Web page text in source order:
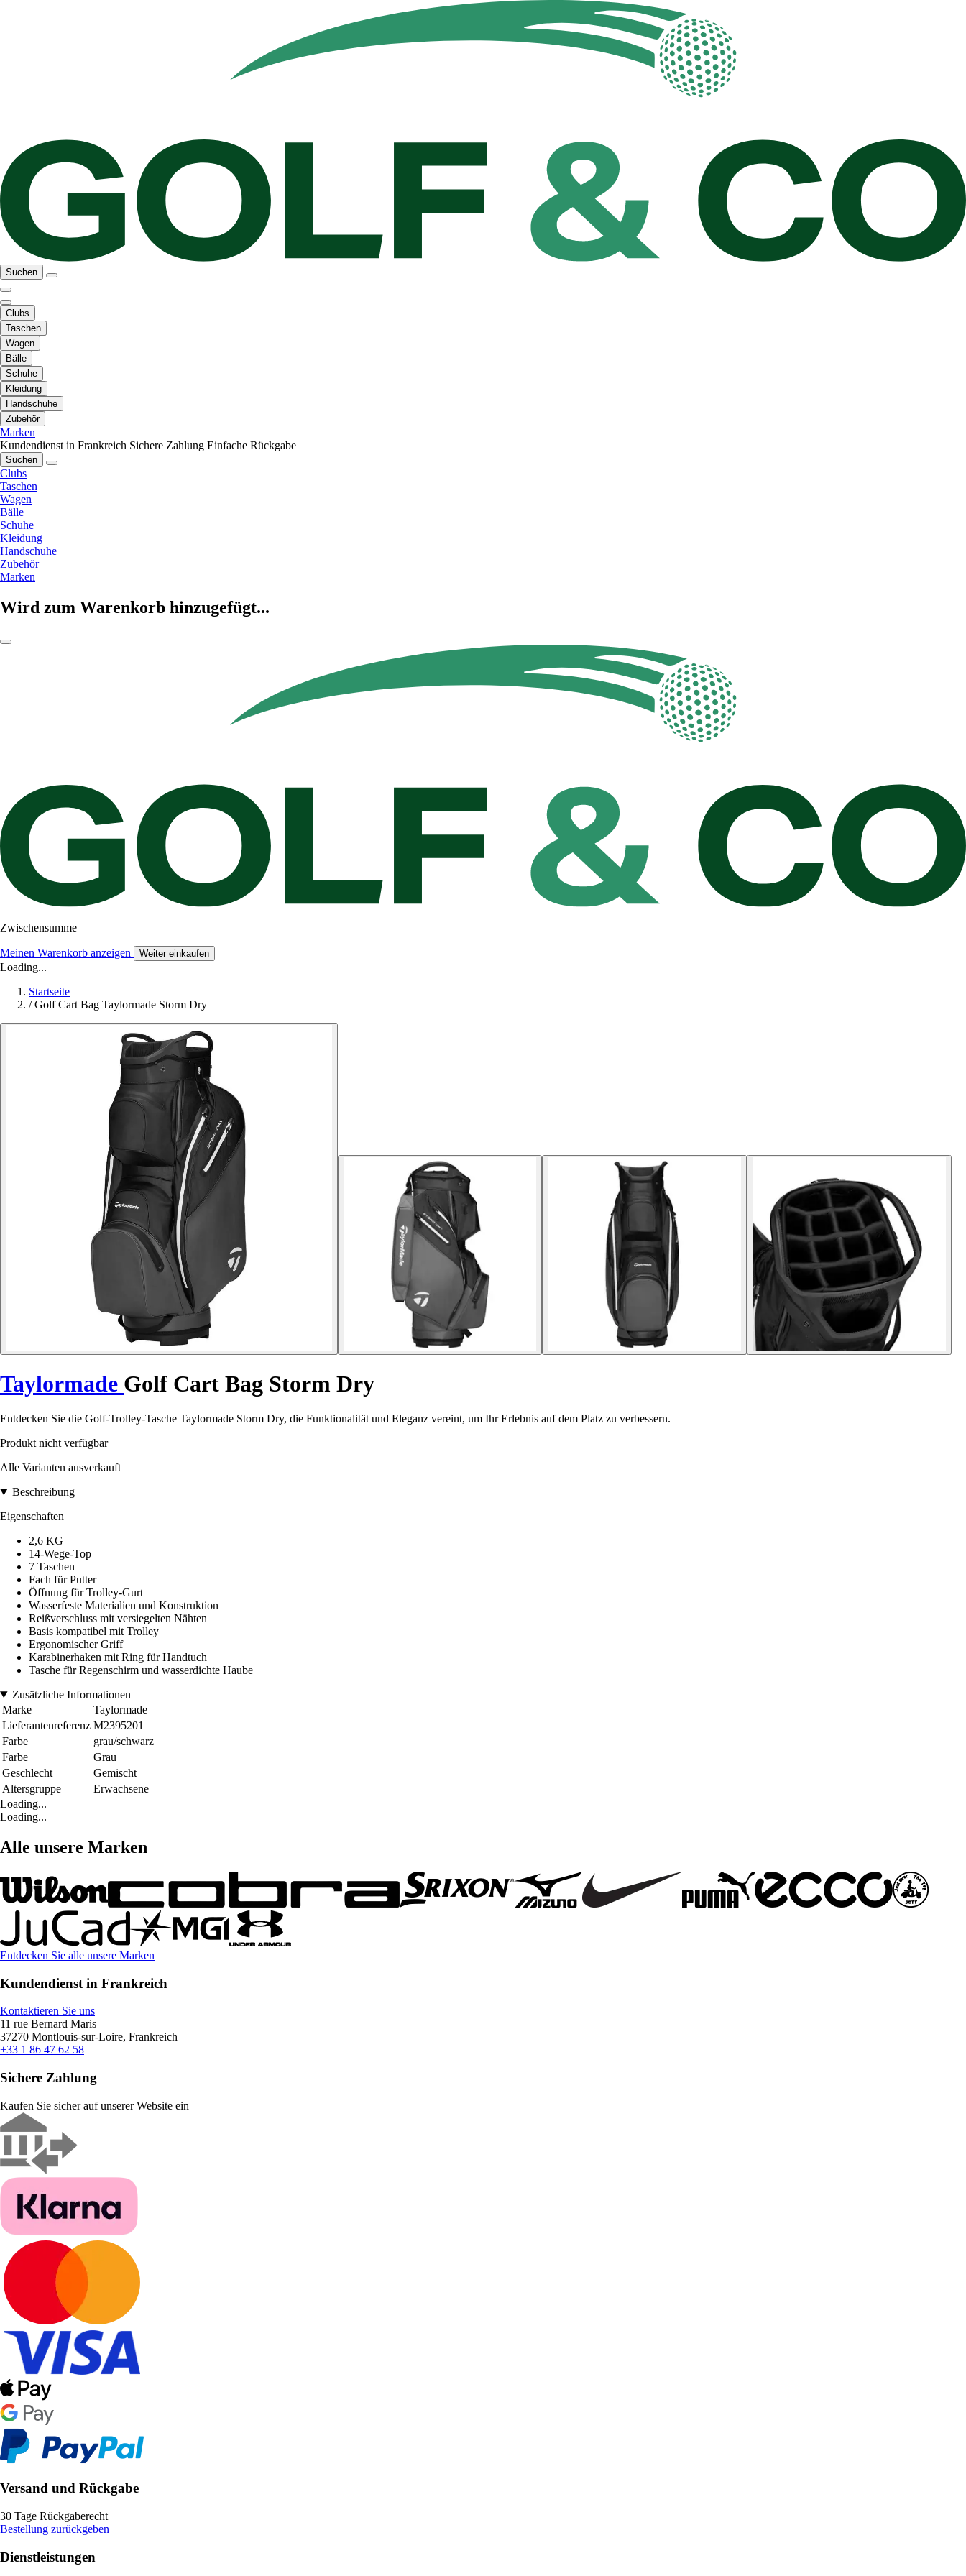
Suchen
Clubs
Taschen
Wagen
Bälle
Schuhe
Kleidung
Handschuhe
Zubehör
Marken
Kundendienst in Frankreich Sichere Zahlung Einfache Rückgabe
Suchen
Clubs
Taschen
Wagen
Bälle
Schuhe
Kleidung
Handschuhe
Zubehör
Marken
Wird zum Warenkorb hinzugefügt...
Zwischensumme
Meinen Warenkorb anzeigen Weiter einkaufen
Loading...
Startseite
/ Golf Cart Bag Taylormade Storm Dry
Taylormade Golf Cart Bag Storm Dry
Entdecken Sie die Golf-Trolley-Tasche Taylormade Storm Dry, die Funktionalität und Eleganz vereint, um Ihr Erlebnis auf dem Platz zu verbessern.
Produkt nicht verfügbar
Alle Varianten ausverkauft
Beschreibung
Eigenschaften
2,6 KG
14-Wege-Top
7 Taschen
Fach für Putter
Öffnung für Trolley-Gurt
Wasserfeste Materialien und Konstruktion
Reißverschluss mit versiegelten Nähten
Basis kompatibel mit Trolley
Ergonomischer Griff
Karabinerhaken mit Ring für Handtuch
Tasche für Regenschirm und wasserdichte Haube
Zusätzliche Informationen
Marke
Taylormade
Lieferantenreferenz M2395201
Farbe
grau/schwarz
Farbe
Grau
Geschlecht
Gemischt
Altersgruppe
Erwachsene
Loading...
Loading...
Alle unsere Marken
Entdecken Sie alle unsere Marken
Kundendienst in Frankreich
Kontaktieren Sie uns
11 rue Bernard Maris
37270 Montlouis-sur-Loire, Frankreich
+33 1 86 47 62 58
Sichere Zahlung
Kaufen Sie sicher auf unserer Website ein
Versand und Rückgabe
30 Tage Rückgaberecht
Bestellung zurückgeben
Dienstleistungen